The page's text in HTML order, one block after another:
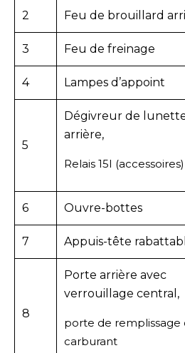
2 Feu de brouillard
3 Feu de freinage
4 Lampes d’appoint
5
Dégivreur de
arrière,
Relais 15I (accessoires)
6 Ouvre-bottes
7 Appuis-tête
8
Porte arrière avec
verrouillage central,
porte de remplissage
carburant